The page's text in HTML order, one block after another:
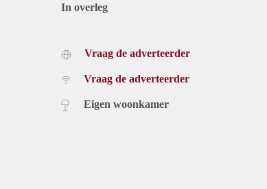
In overleg
Vraag de adverteerder
Vraag de adverteerder
Eigen woonkamer